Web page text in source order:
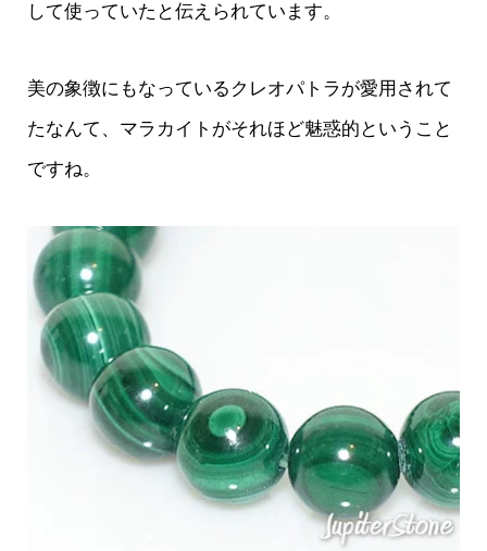
して使っていたと伝えられています。
美の象徴にもなっているクレオパトラが愛用されて
たなんて、マラカイトがそれほど魅惑的ということ
ですね。